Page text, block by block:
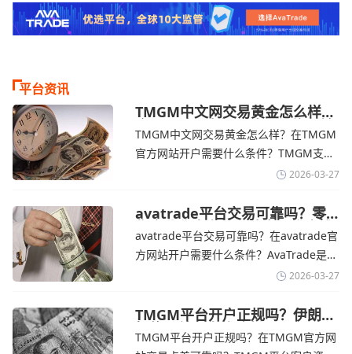
平台资讯
TMGM中文网交易黄金怎么样？
金价下跌，市场评估伊朗停火前
景-TMGM官网
TMGM中文网交易黄金怎么样？在TMGM
官方网站开户需要什么条件？‌‌‌TMGM支持
全球主流的MT4/MT5平台，同时提供功能
险管理工具。通过TMGM官网交易资讯了
解，金价周四回落，受​美元走强和油价上
涨，使通胀担忧保持不变‌对加息的持续预
2026-03-27
avatrade平台交易可靠吗？零
售企业称中东地区冲突正推高成
本avatrade官网
avatrade平台交易可靠吗？在avatrade官
方网站开户需要什么条件？‌‌‌AvaTrade是一
个在交易优势和可靠性两方面都非常均衡
在学习和探索中成长的新手交易者。通过
avatrade官网交易资讯了解，零售企业警
告称，中东地区的冲突正在推高成本，如
2026-03-27
TMGM平台开户正规吗？伊朗仍
拒绝与美国直接谈判-TMGM官
网
TMGM平台开户正规吗？在TMGM官方网